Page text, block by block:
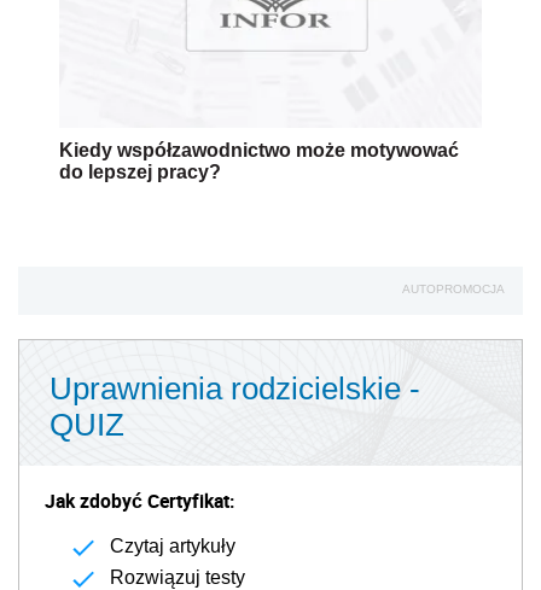
Kiedy współzawodnictwo może motywować
do lepszej pracy?
AUTOPROMOCJA
Uprawnienia rodzicielskie -
QUIZ
Jak zdobyć Certyfikat:
Czytaj artykuły
Rozwiązuj testy